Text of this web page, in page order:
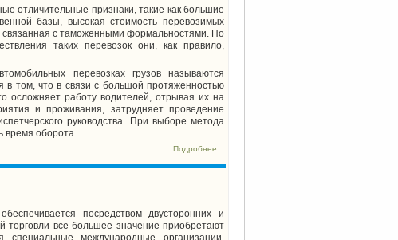
отличительные признаки, такие как большие
базы, высокая стоимость перевозимых
связанная с таможенными формальностями. По
таких перевозок они, как правило,
перевозках грузов называются
в том, что в связи с большой протяженностью
осложняет работу водителей, отрывая их на
и проживания, затрудняет проведение
руководства. При выборе метода
время оборота.
Подробнее...
посредством двусторонних и
торговли все большее значение приобретают